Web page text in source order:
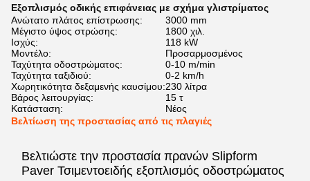
Εξοπλισμός οδικής επιφάνειας με σχήμα γλιστρίματος
Ανώτατο πλάτος επίστρωσης:
3000 mm
Μέγιστο ύψος στρώσης:
1800 χιλ.
Ισχύς:
118 kW
Μοντέλο:
Προσαρμοσμένος
Ταχύτητα οδοστρώματος:
0-10 m/min
Ταχύτητα ταξιδιού:
0-2 km/h
Χωρητικότητα δεξαμενής καυσίμου:230 λίτρα
Βάρος λειτουργίας:
15 τ
Κατάσταση:
Νέος
Βελτίωση της προστασίας από τις πλαγιές
Βελτιώστε την προστασία πρανών Slipform
Paver Τσιμεντοειδής εξοπλισμός οδοστρώματος